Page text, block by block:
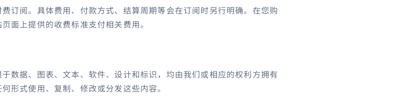
订阅。具体费用、付款方式、结算周期等会在订阅时另行明确。在您购
面上提供的收费标准支付相关费用。
数据、图表、文本、软件、设计和标识，均由我们或相应的权利方拥有
形式使用、复制、修改或分发这些内容。